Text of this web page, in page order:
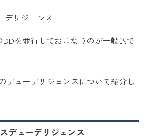
デリジェンス
を並行しておこなうのが一般的で
デューデリジェンスについて紹介し
デューデリジェンス